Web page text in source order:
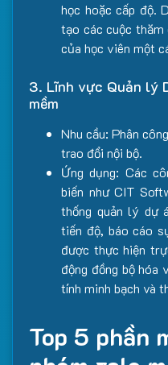
học hoặc cấp độ.
tạo các cuộc thăm
của học viên một
3. Lĩnh vực Quản lý
mềm
Nhu cầu: Phân
trao đổi nội bộ.
Ứng dụng: Các
biến như CIT
thống quản lý dự
tiến độ, báo cáo
được thực hiện
động đồng bộ hóa
tính minh bạch và
Top 5 phần